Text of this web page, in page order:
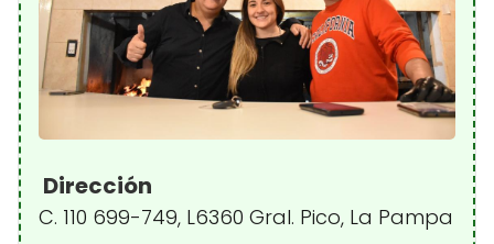
Dirección
C. 110 699-749, L6360 Gral. Pico, La Pampa